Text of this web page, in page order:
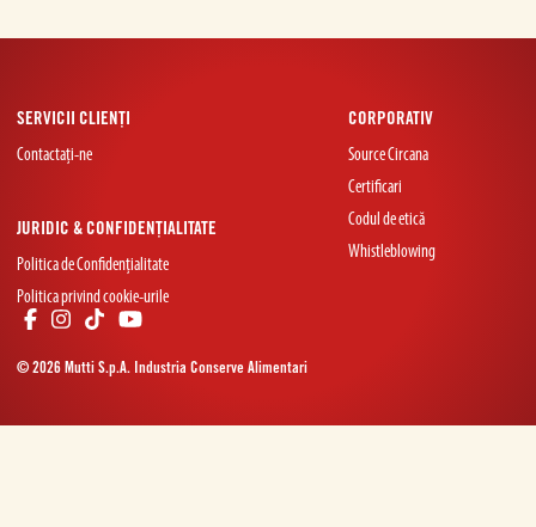
SERVICII CLIENȚI
Contactați-ne
CORPORATIV
Source Circana
Certificari
Codul de etică
Whistleblowing
JURIDIC & CONFIDENȚIALITATE
Politica de Confidențialitate
Politica privind cookie-urile
© 2026 Mutti S.p.A. Industria Conserve Alimentari